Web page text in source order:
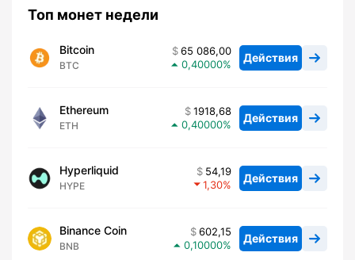
Топ монет недели
Bitcoin
BTC
65 086,00
0,40000
Действия
Ethereum
ETH
1918,68
0,40000
Действия
Hyperliquid
HYPE
54,19
1,30
Действия
Binance Coin
BNB
602,15
0,10000
Действия